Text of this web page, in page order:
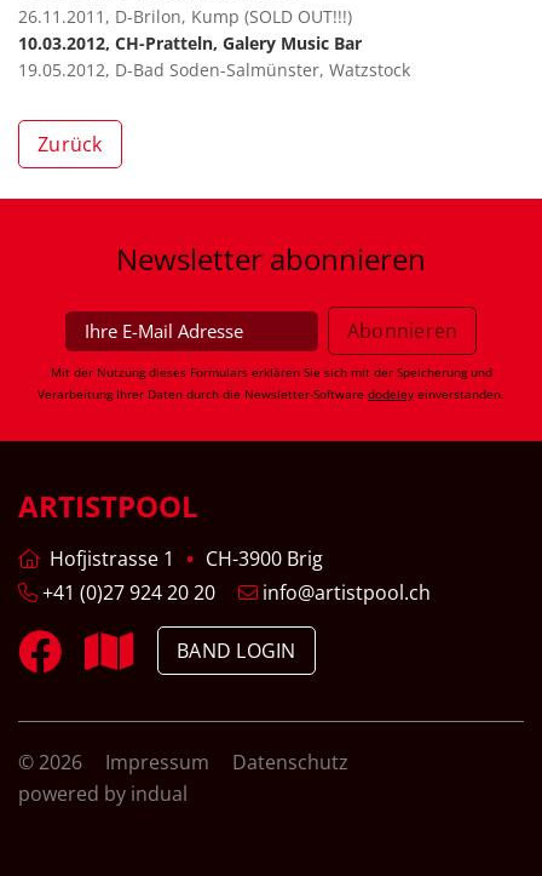
26.11.2011, D-Brilon, Kump (SOLD OUT!!!)
10.03.2012, CH-Pratteln, Galery Music Bar
19.05.2012, D-Bad Soden-Salmünster, Watzstock
Zurück
Newsletter abonnieren
Mit der Nutzung dieses Formulars erklären Sie sich mit der Speicherung und
Verarbeitung Ihrer Daten durch die Newsletter-Software dodeley einverstanden.
ARTISTPOOL
Hofjistrasse 1
CH-3900 Brig
+41 (0)27 924 20 20
info@artistpool.ch
BAND LOGIN
© 2026 Impressum
Datenschutz
powered by indual